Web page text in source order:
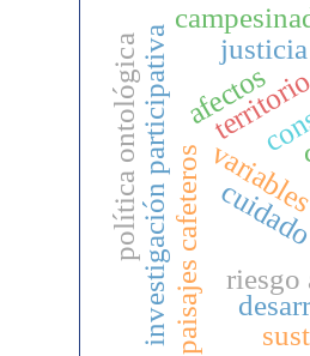
riesgo
paisajes cafeteros
investigación participativa afectos
política ontológica